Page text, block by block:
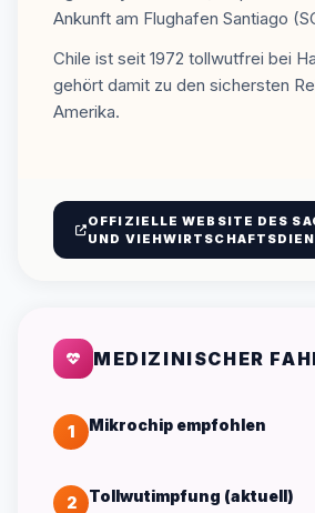
Ankunft am Flughafen Santiago
Chile ist seit 1972 tollwutfrei bei
gehört damit zu den sichersten
Amerika.
OFFIZIELLE WEBSITE DES
UND
MEDIZINISCHER
1 Mikrochip empfohlen
2 Tollwutimpfung (aktuell)